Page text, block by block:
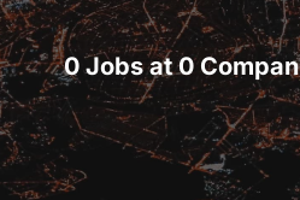
0 Jobs at 0